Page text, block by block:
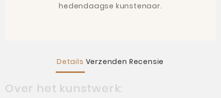
hedendaagse kunstenaar.
Details Verzenden Recensie
Over het kunstwerk: